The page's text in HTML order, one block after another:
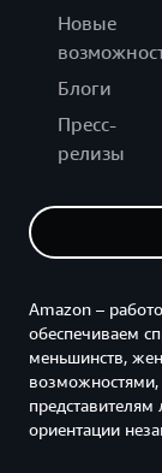
Новые
Блоги
Пресс-
релизы
Amazon –
обеспечиваем
меньшинств,
возможностями,
ориентации